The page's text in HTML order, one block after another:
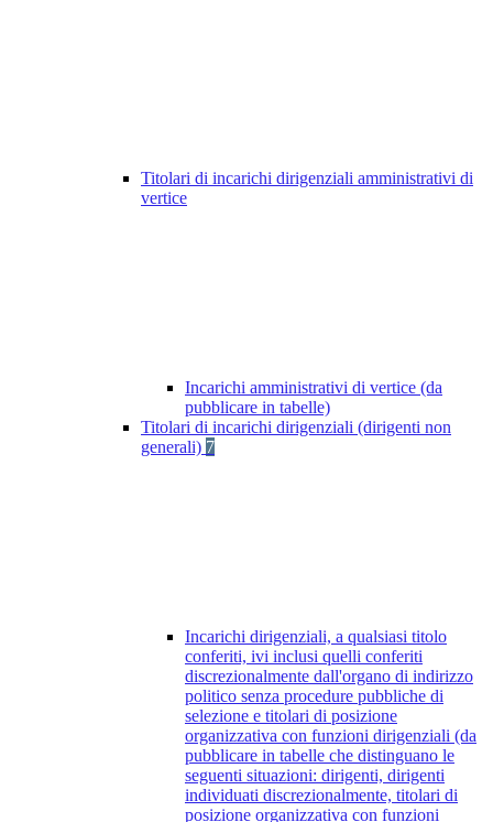
Titolari di incarichi dirigenziali amministrativi di
vertice
Incarichi amministrativi di vertice (da
pubblicare in tabelle)
Titolari di incarichi dirigenziali (dirigenti non
generali) 7
Incarichi dirigenziali, a qualsiasi titolo
conferiti, ivi inclusi quelli conferiti
discrezionalmente dall'organo di indirizzo
politico senza procedure pubbliche di
selezione e titolari di posizione
organizzativa con funzioni dirigenziali (da
pubblicare in tabelle che distinguano le
seguenti situazioni: dirigenti, dirigenti
individuati discrezionalmente, titolari di
posizione organizzativa con funzioni